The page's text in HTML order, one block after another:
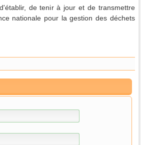
de tenir à jour et de transmettre
nationale pour la gestion des déchets